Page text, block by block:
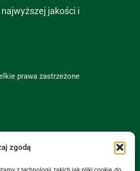
zgodą
jakości i
prawa zastrzeżone